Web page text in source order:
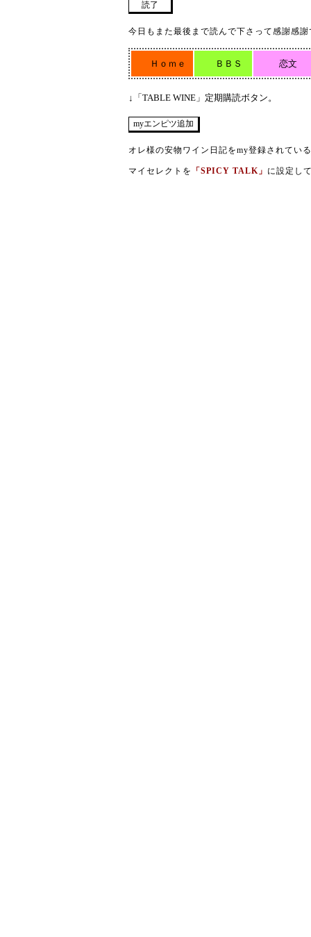
今日もまた最後まで読んで下さって感謝感
Ｈｏｍｅ ＢＢＳ 恋文
↓「TABLE WINE」定期購読ボタン。
オレ様の安物ワイン日記をmy登録されてい
マイセレクトを 「SPICY TALK」 に設定し